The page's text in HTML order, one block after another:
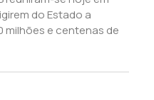
do Estado a
milhões e centenas de